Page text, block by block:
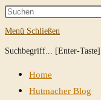
Suche
umschalten
Menü Schließen
Diese
durchsuchen
Suchbegriff... [Enter-Taste]
Home
Hutmacher Blog